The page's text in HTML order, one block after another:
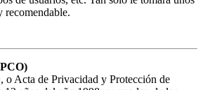
recomendable.
o Acta de Privacidad y Protección de